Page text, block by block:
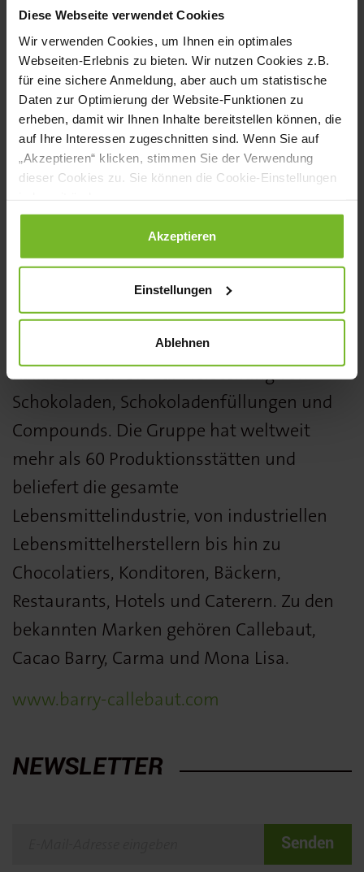
Diese Webseite verwendet Cookies
Wir verwenden Cookies, um Ihnen ein optimales
Webseiten-Erlebnis zu bieten. Wir nutzen Cookies z.B.
für eine sichere Anmeldung, aber auch um statistische
Daten zur Optimierung der Website-Funktionen zu
erheben, damit wir Ihnen Inhalte bereitstellen können, die
auf Ihre Interessen zugeschnitten sind. Wenn Sie auf
„Akzeptieren“ klicken, stimmen Sie der Verwendung
dieser Cookies zu. Sie können die Cookie-Einstellungen
Datenschutzerklärung|Impressum
Akzeptieren
Einstellungen
Ablehnen
Laufenden halten. Erst wenn dies
abgeschlossen sei, könnten die Anlagen
gereinigt und desinfiziert werden, bevor
die Produktion wieder aufgenommen
werde.
ÜBER BARRY CALLEBAUT
Jahresumsatz von rund 6,6 Milliarden Euro
im Geschäftsjahr 2020/2021 als der
weltweit führende Hersteller von
Schokoladen und Kakaoprodukten – von
der Beschaffung und Verarbeitung von
Kakaobohnen bis zur Herstellung von
Schokoladen, Schokoladenfüllungen und
Compounds. Die Gruppe hat weltweit
mehr als 60 Produktionsstätten und
beliefert die gesamte
Lebensmittelindustrie, von industriellen
Lebensmittelherstellern bis hin zu
Chocolatiers, Konditoren, Bäckern,
Restaurants, Hotels und Caterern. Zu den
bekannten Marken gehören Callebaut,
Cacao Barry, Carma und Mona Lisa.
www.barry-callebaut.com
NEWSLETTER
Senden